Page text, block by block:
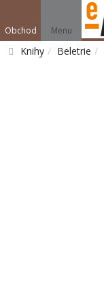
Obchod Menu
Knihy Beletrie